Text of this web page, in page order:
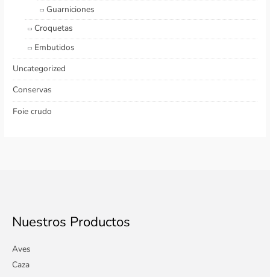
Guarniciones
Croquetas
Embutidos
Uncategorized
Conservas
Foie crudo
Nuestros Productos
Aves
Caza